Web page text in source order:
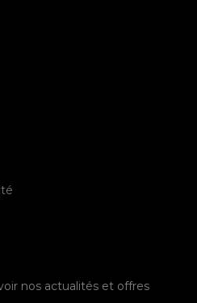
nos actualités et offres